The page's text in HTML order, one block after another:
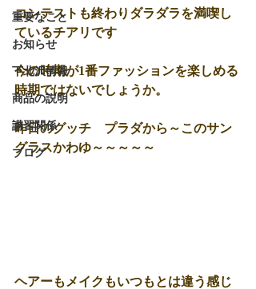
重要なこと
お知らせ
下北沢情報
商品の説明
講習関係
ブログ
コンテストも終わりダラダラを満喫し
ているチアリです
今の時期が1番ファッションを楽しめる
時期ではないでしょうか。
昨日のグッチ　プラダから～このサン
グラスかわゆ～～～～～
ヘアーもメイクもいつもとは違う感じ